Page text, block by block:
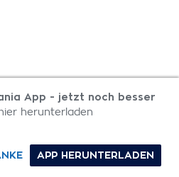
App - jetzt noch besser
herunterladen
APP HERUNTERLADEN